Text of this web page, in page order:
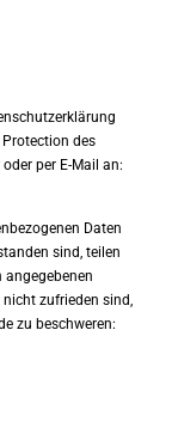
des
per E-Mail an:
Daten
sind, teilen
angegebenen
zufrieden sind,
zu beschweren: